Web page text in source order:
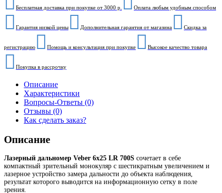
Бесплатная доставка при покупке от 3000 р. Оплата любым удобным способом
Гарантия низкой цены Дополнительная гарантия от магазина Скидка за
регистрацию Помощь и консультация при покупке Высокое качество товара
Покупка в рассрочку
Описание
Характеристики
Вопросы-Ответы (0)
Отзывы (0)
Как сделать заказ?
Описание
Лазерный дальномер Veber 6x25 LR 700S сочетает в себе
компактный зрительный монокуляр с шестикратным увеличением и
лазерное устройство замера дальности до объекта наблюдения,
результат которого выводится на информационную сетку в поле
зрения.